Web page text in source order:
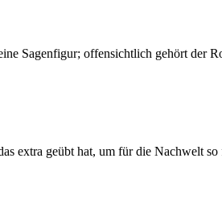
Sagenfigur; offensichtlich gehört der
extra geübt hat, um für die Nachwelt so